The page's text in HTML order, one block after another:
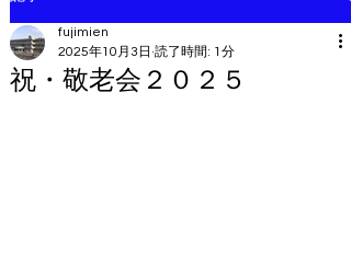
祝・敬老会２０２５
fujimien
2025年10月3日 読了時間: 1分